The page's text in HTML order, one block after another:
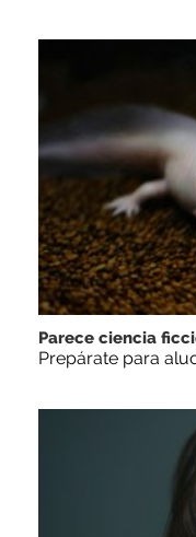
Parece ciencia
Prepárate para